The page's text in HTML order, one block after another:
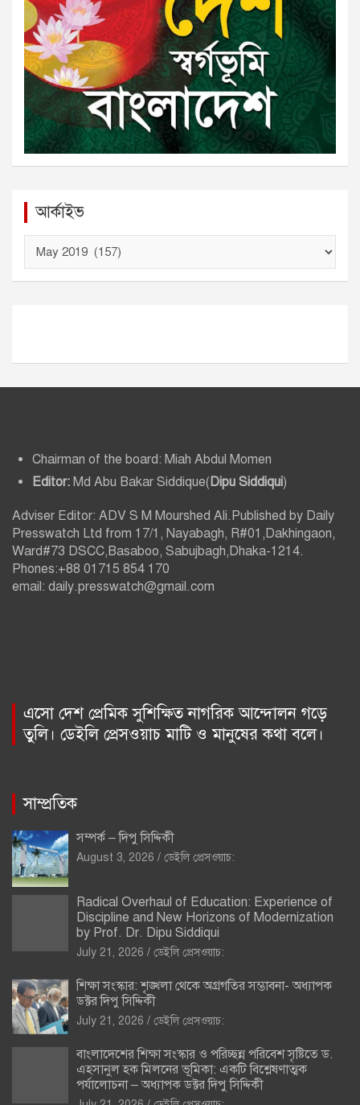
আর্কাইভ
ই
Chairman of the board: Miah Abdul Momen
Editor: Md Abu Bakar Siddique(Dipu Siddiqui)
Adviser Editor: ADV S M Mourshed Ali.Published by Daily
Presswatch Ltd from 17/1, Nayabagh, R#01,Dakhingaon,
Ward#73 DSCC,Basaboo, Sabujbagh,Dhaka-1214.
Phones:+88 01715 854 170
email: daily.presswatch@gmail.com
এসো দেশ প্রেমিক সুশিক্ষিত নাগরিক আন্দোলন গড়ে
তুলি। ডেইলি প্রেসওয়াচ মাটি ও মানুষের কথা বলে।
সাম্প্রতিক
সম্পর্ক – দিপু সিদ্দিকী
August 3, 2026 ডেইলি প্রেসওয়াচ:
Radical Overhaul of Education: Experience of
Discipline and New Horizons of Modernization
by Prof. Dr. Dipu Siddiqui
July 21, 2026 ডেইলি প্রেসওয়াচ:
শিক্ষা সংস্কার: শৃঙ্খলা থেকে অগ্রগতির সম্ভাবনা- অধ্যাপক
ডক্টর দিপু সিদ্দিকী
July 21, 2026 ডেইলি প্রেসওয়াচ:
বাংলাদেশের শিক্ষা সংস্কার ও পরিচ্ছন্ন পরিবেশ সৃষ্টিতে ড.
এহসানুল হক মিলনের ভূমিকা: একটি বিশ্লেষণাত্মক
পর্যালোচনা – অধ্যাপক ডক্টর দিপু সিদ্দিকী